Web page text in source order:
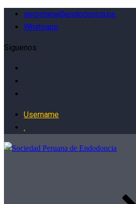
secretaria@endodoncia.pe
Whatsapp
Siguenos
Username
.